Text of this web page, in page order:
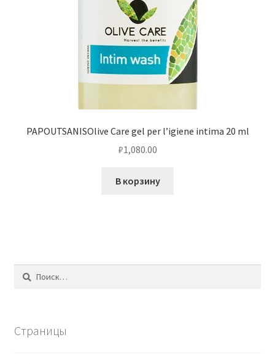
PAPOUTSANISOlive Care gel per l’igiene intima 20 ml
₽1,080.00
В корзину
Найти:
Страницы